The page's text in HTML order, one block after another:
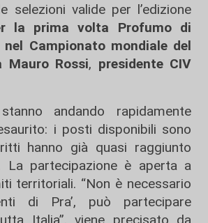
selezioni valide per l’edizione
la prima volta Profumo di
Campionato mondiale del
Mauro Rossi, presidente CIV
andando rapidamente
i posti disponibili sono
hanno già quasi raggiunto
La partecipazione è aperta a
territoriali. “Non è necessario
di Pra’, può partecipare
Italia”, viene precisato da